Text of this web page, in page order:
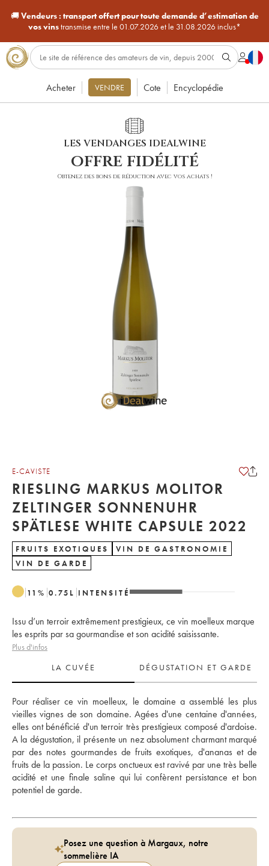
🚚Vendeurs : transport offert pour toute demande d’estimation de
vos vinstransmise entre le 01.07.2026 et le 31.08.2026 inclus*
Acheter VENDRE Cote Encyclopédie
LES VENDANGES IDEALWINE
offre fidélité
Obtenez des bons de réduction avec vos achats !
E-CAVISTE
RIESLING MARKUS MOLITOR
ZELTINGER SONNENUHR
SPÄTLESE WHITE CAPSULE 2022
FRUITS EXOTIQUES
VIN DE GASTRONOMIE
VIN DE GARDE
11 % 0.75 L INTENSITÉ
Issu d’un terroir extrêmement prestigieux, ce vin moelleux marque
les esprits par sa gourmandise et son acidité saisissante.
Plus d'infos
LA CUVÉE
DÉGUSTATION ET GARDE
Pour réaliser ce vin moelleux, le domaine a assemblé les plus
vieilles vignes de son domaine. Agées d'une centaine d'années,
elles ont bénéficié d'un terroir très prestigieux composé d'ardoise.
A la dégustation, il présente un nez absolument charmant marqué
par des notes gourmandes de fruits exotiques, d'ananas et de
fruits de la passion. Le corps onctueux est ravivé par une très belle
acidité et une finale saline qui lui confèrent persistance et bon
potentiel de garde.
Posez une question à Margaux, notre
sommelière IA